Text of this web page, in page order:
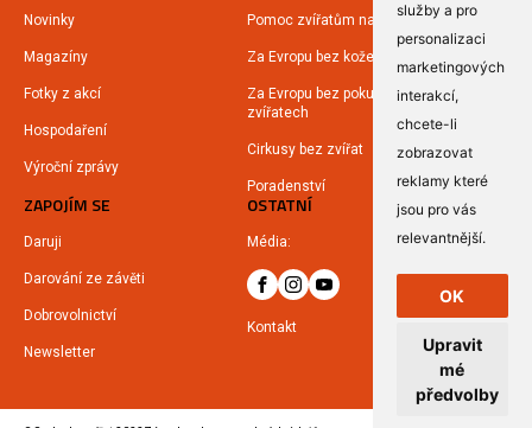
služby a pro
personalizaci
marketingových
interakcí,
chcete-li
zobrazovat
reklamy které
jsou pro vás
relevantnější.
OK
Upravit
mé
předvolby
Novinky
Magazíny
Fotky z akcí
Hospodaření
Výroční zprávy
Pomoc zvířatům na Ukrajině
Za Evropu bez kožešin
Za Evropu bez pokusů na
zvířatech
Cirkusy bez zvířat
Poradenství
ZAPOJÍM SE
Daruji
Darování ze závěti
Dobrovolnictví
Newsletter
OSTATNÍ
Média:
Kontakt